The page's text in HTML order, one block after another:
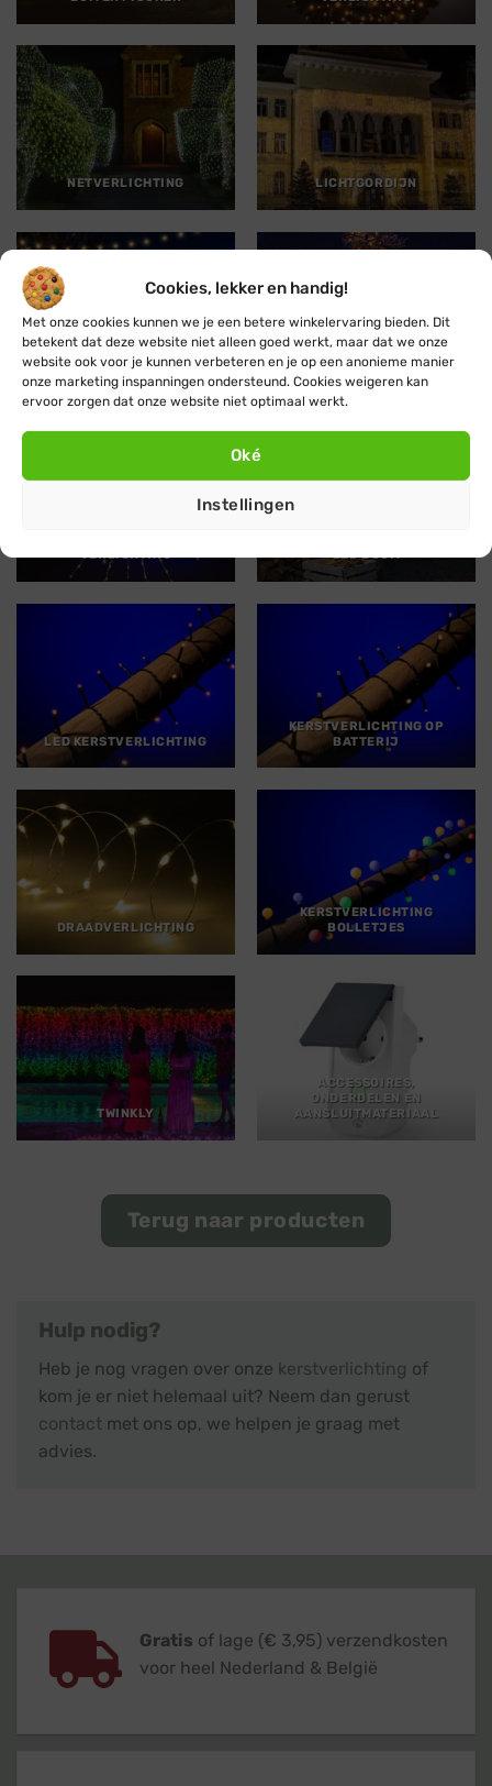
Cookies, lekker en handig!
Met onze cookies kunnen we je een betere winkelervaring bieden. Dit
betekent dat deze website niet alleen goed werkt, maar dat we onze
website ook voor je kunnen verbeteren en je op een anonieme manier
onze marketing inspanningen ondersteund. Cookies weigeren kan
ervoor zorgen dat onze website niet optimaal werkt.
Oké
Instellingen
NETVERLICHTING LICHTGORDIJN
PRIKKABEL KERSTBOOMVERLICHTING
VERLICHTING
LED BOOM
LED KERSTVERLICHTING
KERSTVERLICHTING OP
BATTERIJ
DRAADVERLICHTING
KERSTVERLICHTING
BOLLETJES
TWINKLY
ACCESSOIRES,
ONDERDELEN EN
AANSLUITMATERIAAL
Terug naar producten
Hulp nodig?
Heb je nog vragen over onze kerstverlichting of
kom je er niet helemaal uit? Neem dan gerust
contact met ons op, we helpen je graag met
advies.
Gratis of lage (€ 3,95) verzendkosten
voor heel Nederland & België